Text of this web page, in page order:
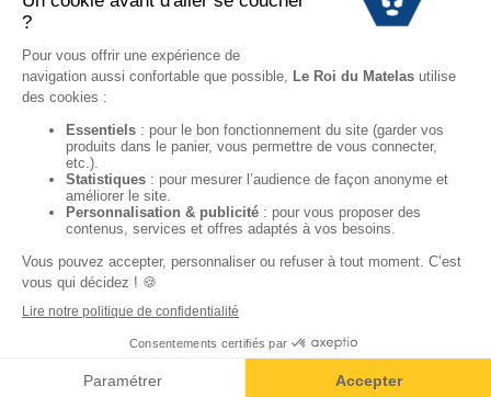
Black Friday
Destockage
Soldes
Conditions Générales de vente magasin
Conditions Générales de vente internet
Mentions Légales
Données personnelles
Facebook
Instagram
YouTube
Copyright © 2024. Tous droits réservés.